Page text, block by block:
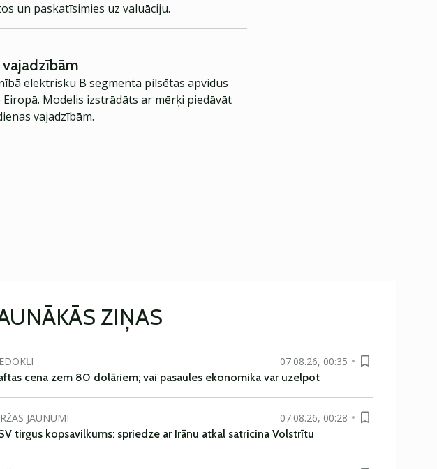
un paskatīsimies uz valuāciju.
vajadzībām
elektrisku B segmenta pilsētas apvidus
Modelis izstrādāts ar mērķi piedāvāt
vajadzībām.
ZIŅAS
07.08.26, 00:35
cena zem 80 dolāriem; vai pasaules ekonomika var uzelpot
JAUNUMI
07.08.26, 00:28
tirgus kopsavilkums: spriedze ar Irānu atkal satricina Volstrītu